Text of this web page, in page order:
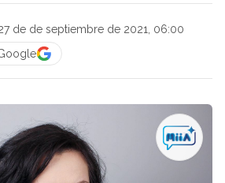
de de septiembre de 2021, 06:00